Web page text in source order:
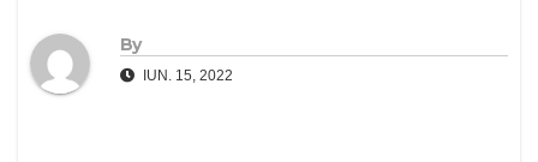
By
IUN. 15, 2022